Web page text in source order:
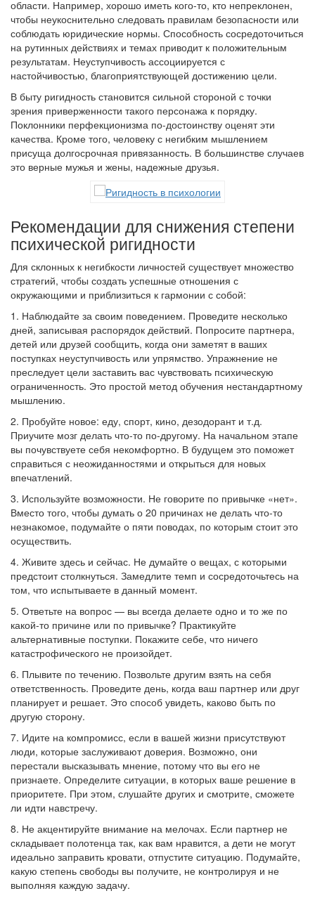
области. Например, хорошо иметь кого-то, кто непреклонен,
чтобы неукоснительно следовать правилам безопасности или
соблюдать юридические нормы. Способность сосредоточиться
на рутинных действиях и темах приводит к положительным
результатам. Неуступчивость ассоциируется с
настойчивостью, благоприятствующей достижению цели.
В быту ригидность становится сильной стороной с точки
зрения приверженности такого персонажа к порядку.
Поклонники перфекционизма по-достоинству оценят эти
качества. Кроме того, человеку с негибким мышлением
присуща долгосрочная привязанность. В большинстве случаев
это верные мужья и жены, надежные друзья.
Рекомендации для снижения степени
психической ригидности
Для склонных к негибкости личностей существует множество
стратегий, чтобы создать успешные отношения с
окружающими и приблизиться к гармонии с собой:
1. Наблюдайте за своим поведением. Проведите несколько
дней, записывая распорядок действий. Попросите партнера,
детей или друзей сообщить, когда они заметят в ваших
поступках неуступчивость или упрямство. Упражнение не
преследует цели заставить вас чувствовать психическую
ограниченность. Это простой метод обучения нестандартному
мышлению.
2. Пробуйте новое: еду, спорт, кино, дезодорант и т.д.
Приучите мозг делать что-то по-другому. На начальном этапе
вы почувствуете себя некомфортно. В будущем это поможет
справиться с неожиданностями и открыться для новых
впечатлений.
3. Используйте возможности. Не говорите по привычке «нет».
Вместо того, чтобы думать о 20 причинах не делать что-то
незнакомое, подумайте о пяти поводах, по которым стоит это
осуществить.
4. Живите здесь и сейчас. Не думайте о вещах, с которыми
предстоит столкнуться. Замедлите темп и сосредоточьтесь на
том, что испытываете в данный момент.
5. Ответьте на вопрос — вы всегда делаете одно и то же по
какой-то причине или по привычке? Практикуйте
альтернативные поступки. Покажите себе, что ничего
катастрофического не произойдет.
6. Плывите по течению. Позвольте другим взять на себя
ответственность. Проведите день, когда ваш партнер или друг
планирует и решает. Это способ увидеть, каково быть по
другую сторону.
7. Идите на компромисс, если в вашей жизни присутствуют
люди, которые заслуживают доверия. Возможно, они
перестали высказывать мнение, потому что вы его не
признаете. Определите ситуации, в которых ваше решение в
приоритете. При этом, слушайте других и смотрите, сможете
ли идти навстречу.
8. Не акцентируйте внимание на мелочах. Если партнер не
складывает полотенца так, как вам нравится, а дети не могут
идеально заправить кровати, отпустите ситуацию. Подумайте,
какую степень свободы вы получите, не контролируя и не
выполняя каждую задачу.